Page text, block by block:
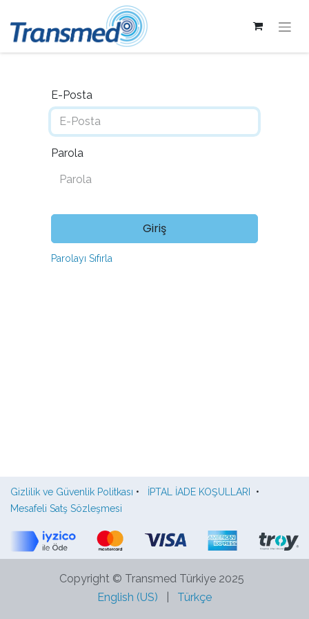
E-Posta
Parola
Giriş
Parolayı Sıfırla
Gizlilik ve Güvenlik Politkası • İPTAL İADE KOŞULLARI
•
Mesafeli Satş Sözleşmesi
Copyright © Transmed Türkiye 2025
English (US)
Türkçe